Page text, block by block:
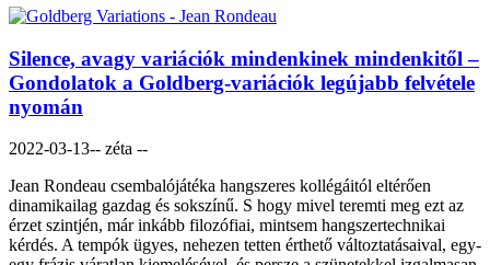
Silence, avagy variációk mindenkinek mindenkitől –
Gondolatok a Goldberg-variációk legújabb felvétele
nyomán
2022-03-13-- zéta --
Jean Rondeau csembalójátéka hangszeres kollégáitól eltérően
dinamikailag gazdag és sokszínű. S hogy mivel teremti meg ezt az
érzet szintjén, már inkább filozófiai, mintsem hangszertechnikai
kérdés. A tempók ügyes, nehezen tetten érthető változtatásaival, egy-